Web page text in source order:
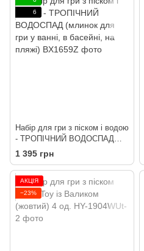
6
Набір для гри з піском і водою
- ТРОПІЧНИЙ ВОДОСПАД
(млинок для гри у ванні, в
басейні, на пляжі)
1 395 грн
АКЦІЯ
−23%